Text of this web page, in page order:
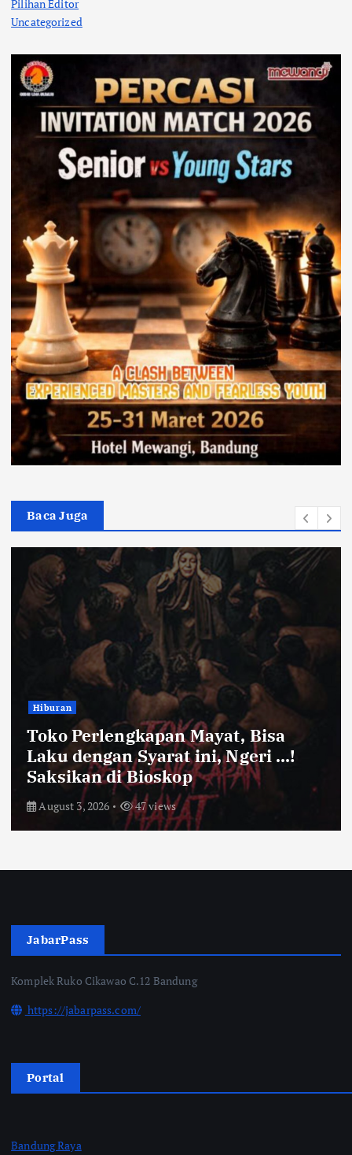
Pilihan Editor
Uncategorized
Baca Juga
Bandung Raya
Farhan Pastikan Pasokan Pangan
Kota Bandung Aman Meski Harga
Ayam dan Timun Naik
July 31, 2026 52 views
JabarPass
Komplek Ruko Cikawao C.12 Bandung
https://jabarpass.com/
Portal
Bandung Raya